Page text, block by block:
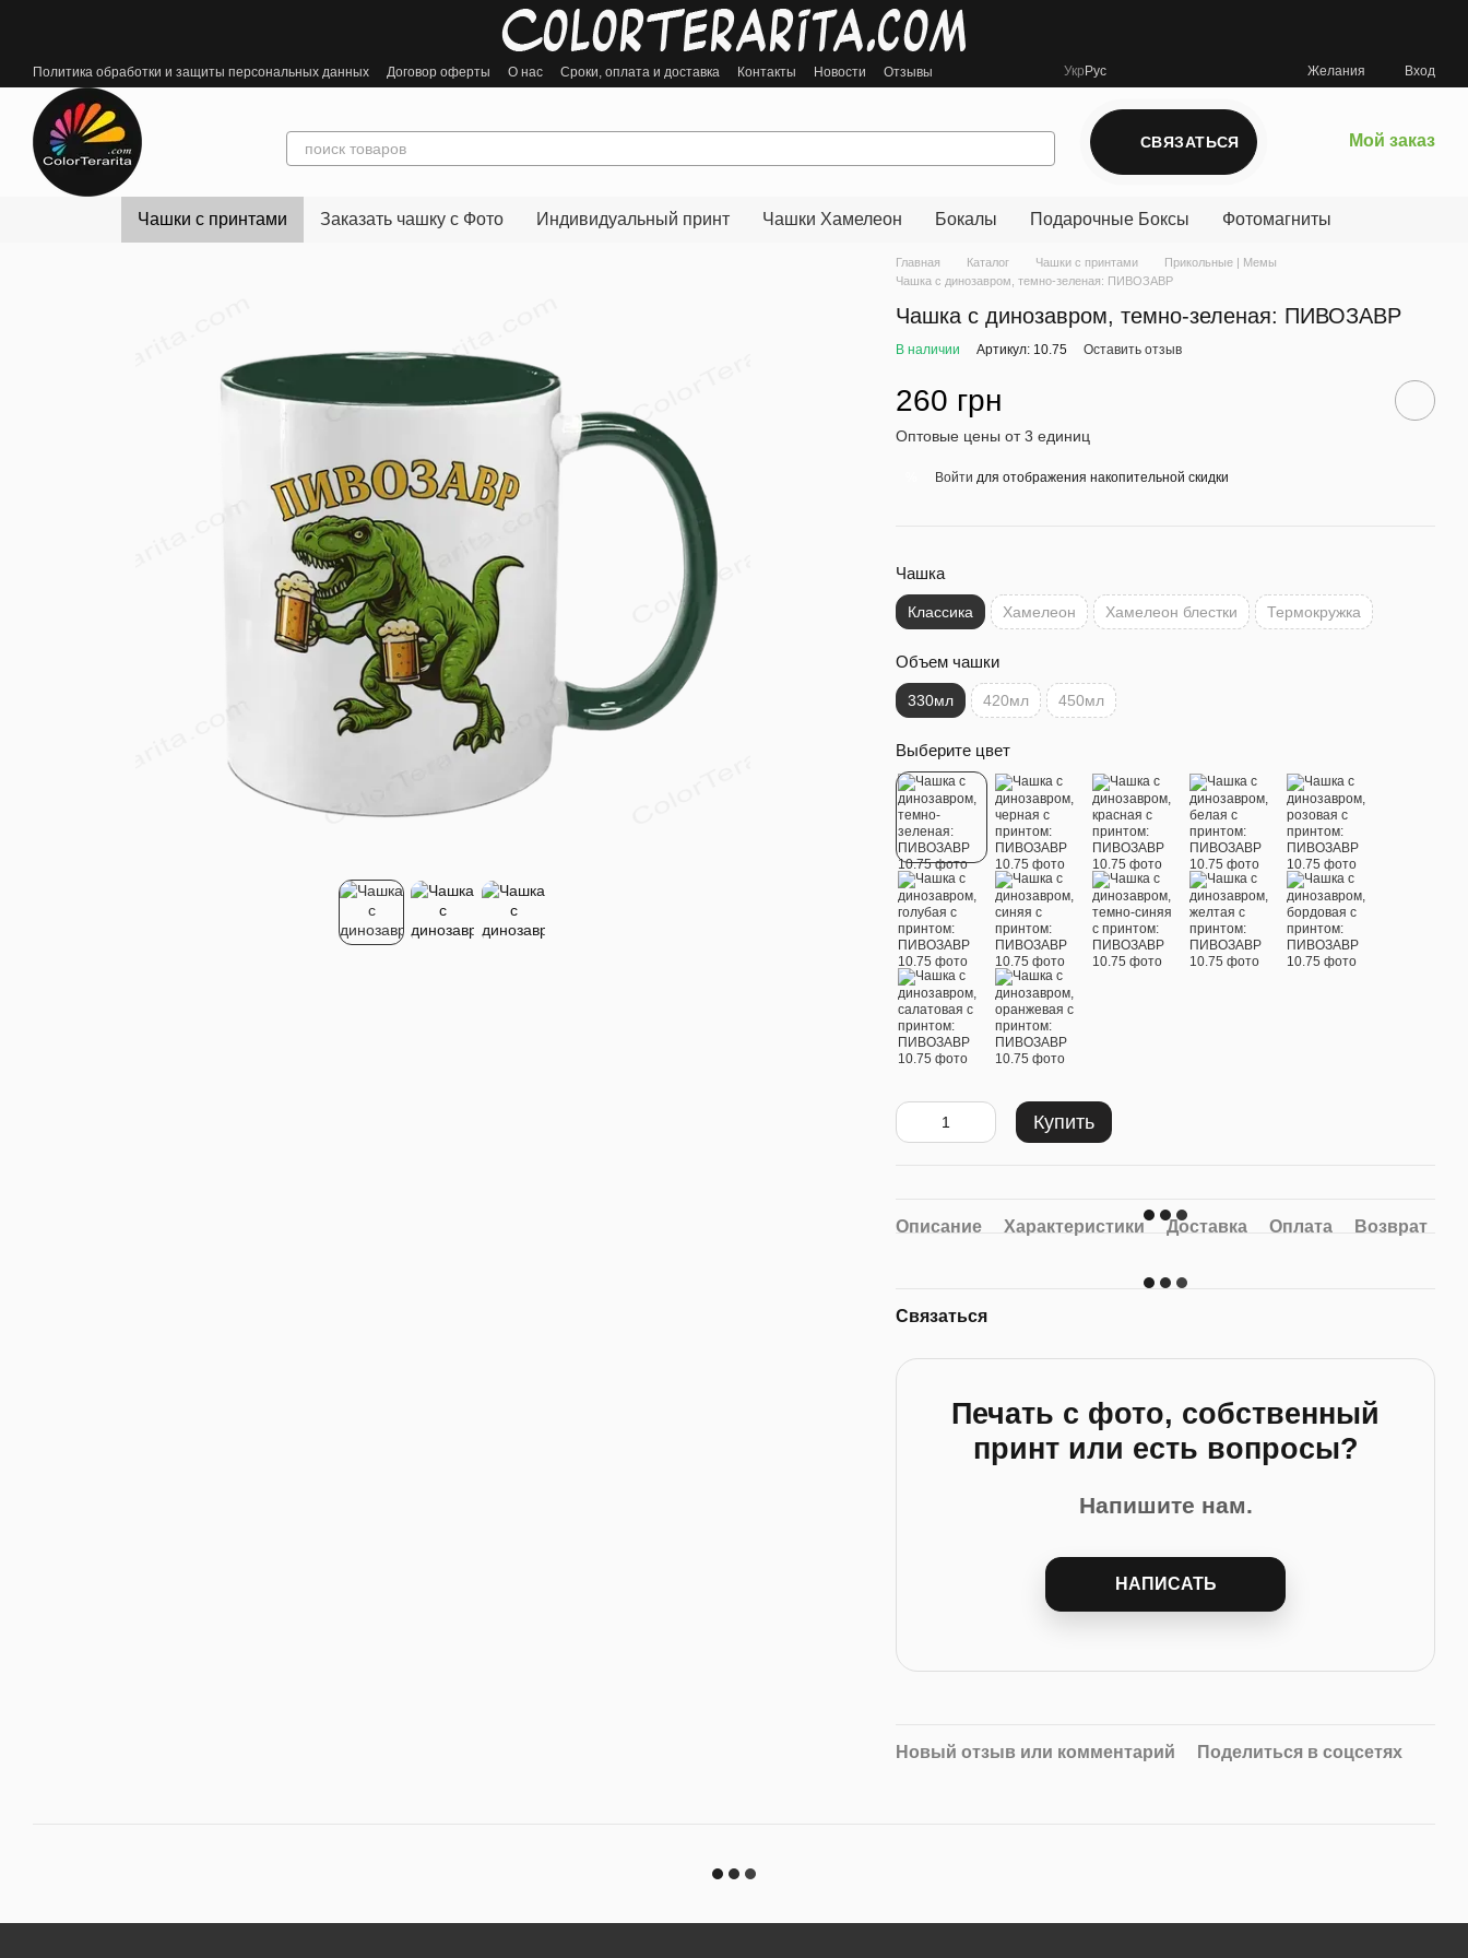
Политика обработки и защиты персональных данных Договор оферты О нас Сроки, оплата и доставка Контакты Новости Отзывы Укр Рус Желания Вход
СВЯЗАТЬСЯ Мой заказ
Чашки с принтами Заказать чашку с Фото Индивидуальный принт Чашки Хамелеон Бокалы Подарочные Боксы Фотомагниты
Главная Каталог Чашки с принтами
Прикольные | Мемы
Чашка с динозавром, темно-зеленая: ПИВОЗАВР
Чашка с динозавром, темно-зеленая: ПИВОЗАВР
В наличии Артикул: 10.75 Оставить отзыв
260 грн
Оптовые цены от 3 единиц
Войти для отображения накопительной скидки
Чашка
Классика Хамелеон Хамелеон блестки Термокружка
Объем чашки
330мл 420мл 450мл
Выберите цвет
Купить
Описание Характеристики Доставка Оплата Возврат
Связаться
Печать с фото, собственный
принт или есть вопросы?
Напишите нам.
НАПИСАТЬ
Новый отзыв или комментарий Поделиться в соцсетях